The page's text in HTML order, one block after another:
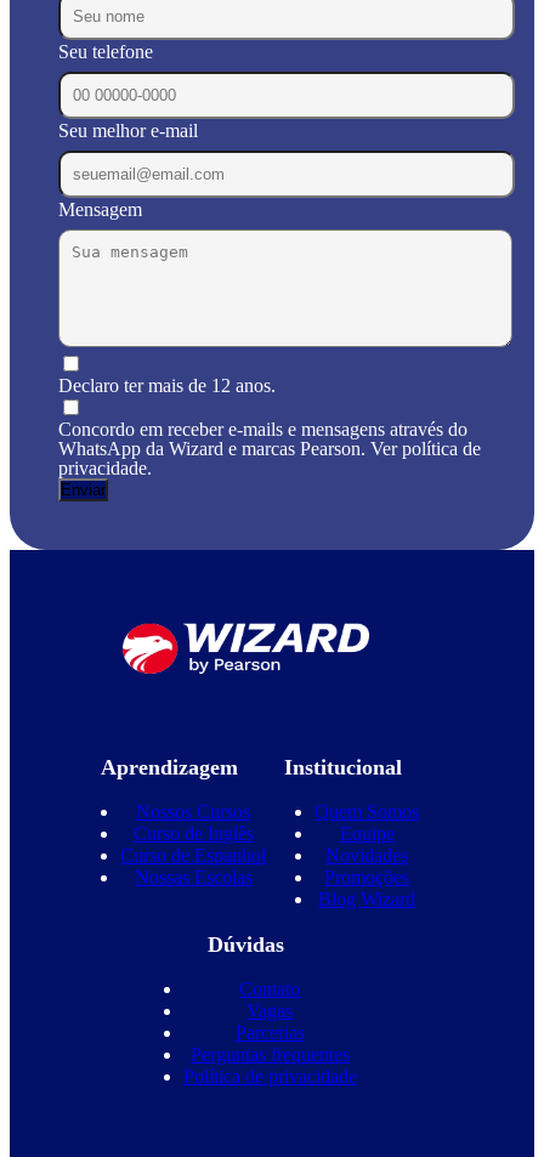
Seu telefone
Seu melhor e-mail
Mensagem
Declaro ter mais de 12 anos.
Concordo em receber e-mails e mensagens através do
WhatsApp da Wizard e marcas Pearson. Ver política de
privacidade.
Aprendizagem
Nossos Cursos
Curso de Inglês
Curso de Espanhol
Nossas Escolas
Institucional
Quem Somos
Equipe
Novidades
Promoções
Blog Wizard
Dúvidas
Contato
Vagas
Parcerias
Perguntas frequentes
Política de privacidade